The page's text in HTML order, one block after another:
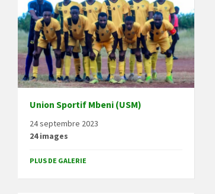
Union Sportif Mbeni (USM)
24 septembre 2023
24 images
PLUS DE GALERIE